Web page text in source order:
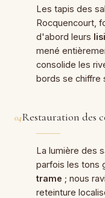
Les tapis des
Rocquencourt,
d'abord leurs
mené
consolide les
bords se chiffre
04Restauration des
La lumière des
parfois les tons
trame ; nous
reteinture